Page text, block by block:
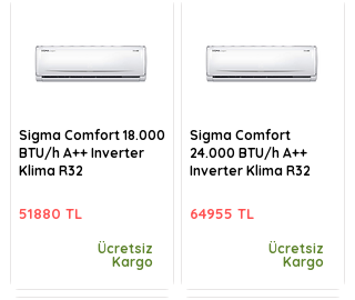
Sigma Comfort 18.000
BTU/h A++ Inverter
Klima R32
51880 TL
Ücretsiz
Kargo
Sigma Comfort
24.000 BTU/h A++
Inverter Klima R32
64955 TL
Ücretsiz
Kargo